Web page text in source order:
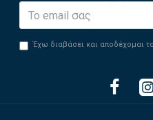
Έχω διαβάσει και αποδέχομαι